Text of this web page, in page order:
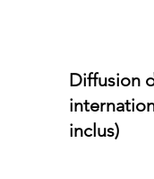
Diffusion
inclus)